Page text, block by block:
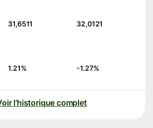
31,6511 32,0121
1.21% -1.27%
l'historique complet